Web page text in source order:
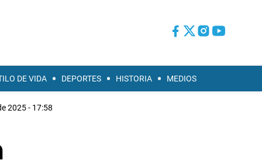
DE VIDA DEPORTES HISTORIA MEDIOS
2025 - 17:58